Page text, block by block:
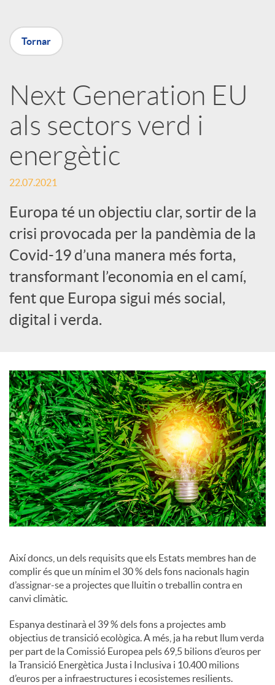
X
a
r
x
e
s
S
o
c
i
a
l
s
Tornar
Next Generation EU
als sectors verd i
energètic
22.07.2021
Europa té un objectiu clar, sortir de la
crisi provocada per la pandèmia de la
Covid-19 d’una manera més forta,
transformant l’economia en el camí,
fent que Europa sigui més social,
digital i verda.
Així doncs, un dels requisits que els Estats membres han de
complir és que un mínim el 30 % dels fons nacionals hagin
d’assignar-se a projectes que lluitin o treballin contra en
canvi climàtic.
Espanya destinarà el 39 % dels fons a projectes amb
objectius de transició ecològica. A més, ja ha rebut llum verda
per part de la Comissió Europea pels 69,5 bilions d’euros per
la Transició Energètica Justa i Inclusiva i 10.400 milions
d’euros per a infraestructures i ecosistemes resilients.